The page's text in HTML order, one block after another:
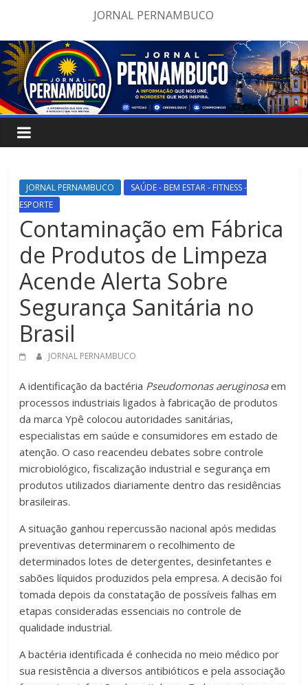
o
conteúdo
JORNAL PERNAMBUCO
JORNAL PERNAMBUCO
SAÚDE - BEM ESTAR - FITNESS -
ESPORTE
Contaminação em Fábrica
de Produtos de Limpeza
Acende Alerta Sobre
Segurança Sanitária no
Brasil
JORNAL PERNAMBUCO
A identificação da bactéria Pseudomonas aeruginosaem
processos industriais ligados à fabricação de produtos
da marca Ypê colocou autoridades sanitárias,
especialistas em saúde e consumidores em estado de
atenção. O caso reacendeu debates sobre controle
microbiológico, fiscalização industrial e segurança em
produtos utilizados diariamente dentro das residências
brasileiras.
A situação ganhou repercussão nacional após medidas
preventivas determinarem o recolhimento de
determinados lotes de detergentes, desinfetantes e
sabões líquidos produzidos pela empresa. A decisão foi
tomada depois da constatação de possíveis falhas em
etapas consideradas essenciais no controle de
qualidade industrial.
A bactéria identificada é conhecida no meio médico por
sua resistência a diversos antibióticos e pela associação